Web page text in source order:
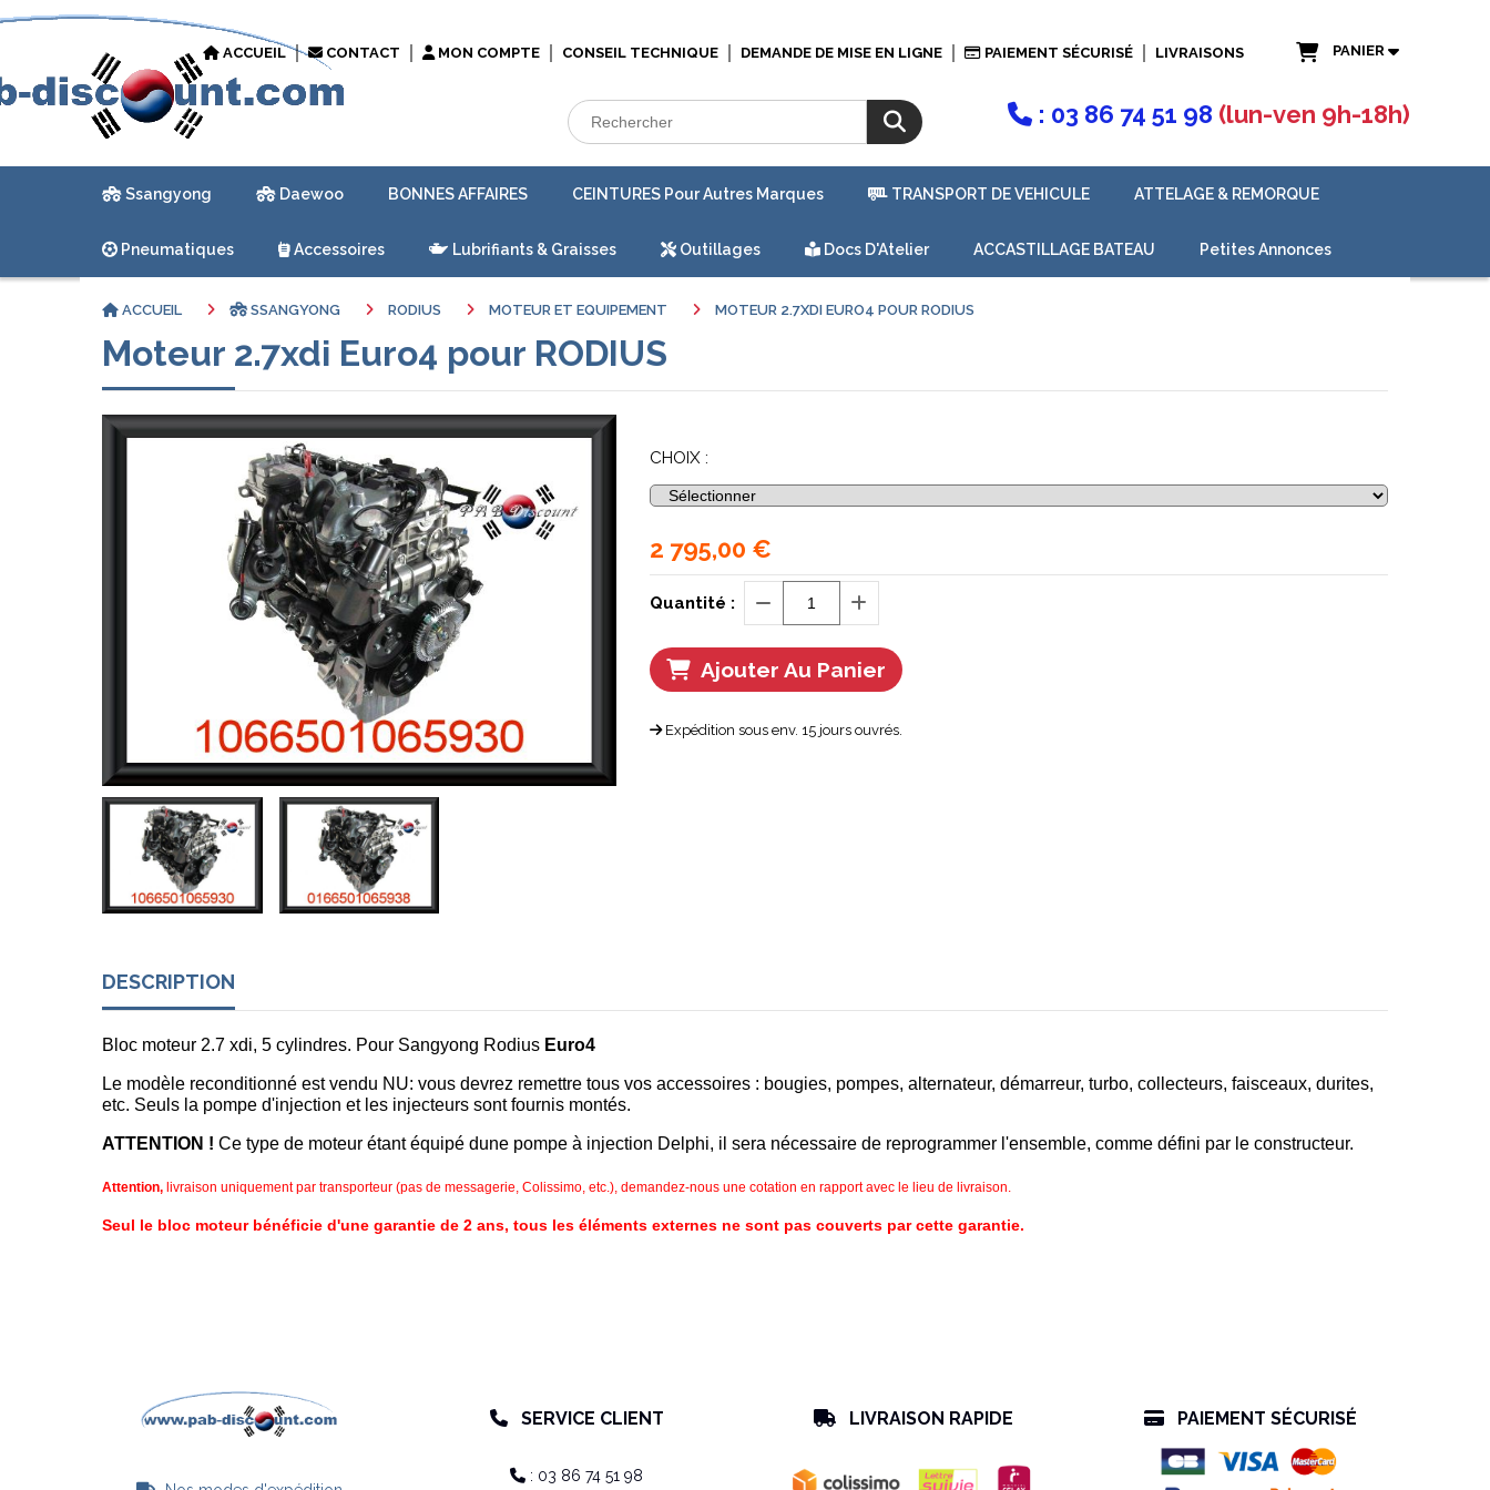
 : 03 86 74 51 98 (lun-ven 9h-18h)
ACCUEIL CONTACT MON COMPTE CONSEIL TECHNIQUE DEMANDE DE MISE EN LIGNE PAIEMENT SÉCURISÉ LIVRAISONS PANIER
Ssangyong Daewoo BONNES AFFAIRES CEINTURES Pour Autres Marques TRANSPORT DE VEHICULE ATTELAGE & REMORQUE
Pneumatiques Accessoires Lubrifiants & Graisses Outillages Docs D'Atelier ACCASTILLAGE BATEAU Petites Annonces
ACCUEIL SSANGYONG RODIUS MOTEUR ET EQUIPEMENT MOTEUR 2.7XDI EURO4 POUR RODIUS
Moteur 2.7xdi Euro4 pour RODIUS
CHOIX :
2 795,00 €
Quantité :
Ajouter Au Panier
Expédition sous env. 15 jours ouvrés.
DESCRIPTION
Bloc moteur 2.7 xdi, 5 cylindres. Pour Sangyong Rodius Euro4
Le modèle reconditionné est vendu NU: vous devrez remettre tous vos accessoires : bougies, pompes, alternateur, démarreur, turbo, collecteurs, faisceaux, durites,
etc. Seuls la pompe d'injection et les injecteurs sont fournis montés.
ATTENTION ! Ce type de moteur étant équipé dune pompe à injection Delphi, il sera nécessaire de reprogrammer l'ensemble, comme défini par le constructeur.
Attention, livraison uniquement par transporteur (pas de messagerie, Colissimo, etc.), demandez-nous une cotation en rapport avec le lieu de livraison.
Seul le bloc moteur bénéficie d'une garantie de 2 ans, tous les éléments externes ne sont pas couverts par cette garantie.
 SERVICE CLIENT
 : 03 86 74 51 98
 LIVRAISON RAPIDE  PAIEMENT SÉCURISÉ